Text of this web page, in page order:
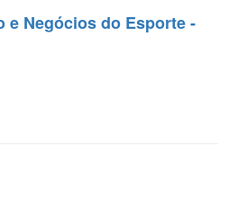
e Negócios do Esporte -